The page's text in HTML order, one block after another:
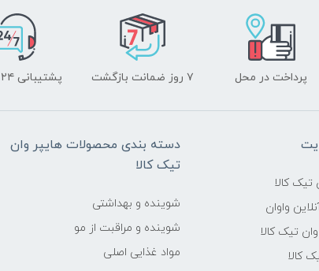
پرداخت در محل ۷ روز ضمانت بازگشت پشتیبانی ۲۴ ساعته
کالا
واوان
تیک کالا
کالا
دسته بندی محصولات هایپر وان
تیک کالا
شوینده و بهداشتی
شوینده و مراقبت از مو
مواد غذایی اصلی